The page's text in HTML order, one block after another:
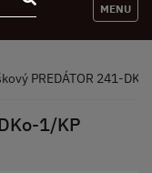
MENU
PREDÁTOR 241-
1/KP